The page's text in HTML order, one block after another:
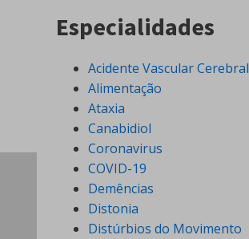
Especialidades
Acidente Vascular Cerebral
Alimentação
Ataxia
Canabidiol
Coronavirus
COVID-19
Demências
Distonia
Distúrbios do Movimento